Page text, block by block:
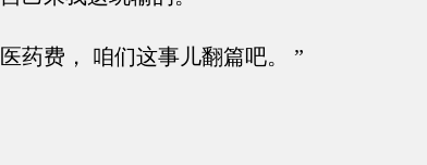
药费， 咱们这事儿翻篇吧。 ”